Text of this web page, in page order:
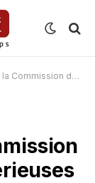
commencent pour le candidat du Sénégal, Abdoulaye Bathily